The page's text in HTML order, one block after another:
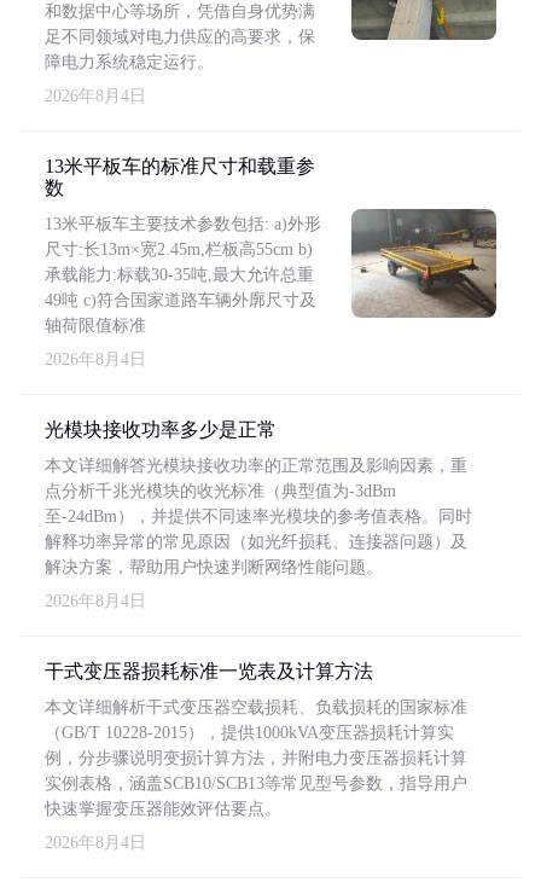
和数据中心等场所，凭借自身优势满
足不同领域对电力供应的高要求，保
障电力系统稳定运行。
2026年8月4日
13米平板车的标准尺寸和载重参
数
13米平板车主要技术参数包括: a)外形
尺寸:长13m×宽2.45m,栏板高55cm b)
承载能力:标载30-35吨,最大允许总重
49吨 c)符合国家道路车辆外廓尺寸及
轴荷限值标准
2026年8月4日
光模块接收功率多少是正常
本文详细解答光模块接收功率的正常范围及影响因素，重
点分析千兆光模块的收光标准（典型值为-3dBm
至-24dBm），并提供不同速率光模块的参考值表格。同时
解释功率异常的常见原因（如光纤损耗、连接器问题）及
解决方案，帮助用户快速判断网络性能问题。
2026年8月4日
干式变压器损耗标准一览表及计算方法
本文详细解析干式变压器空载损耗、负载损耗的国家标准
（GB/T 10228-2015），提供1000kVA变压器损耗计算实
例，分步骤说明变损计算方法，并附电力变压器损耗计算
实例表格，涵盖SCB10/SCB13等常见型号参数，指导用户
快速掌握变压器能效评估要点。
2026年8月4日